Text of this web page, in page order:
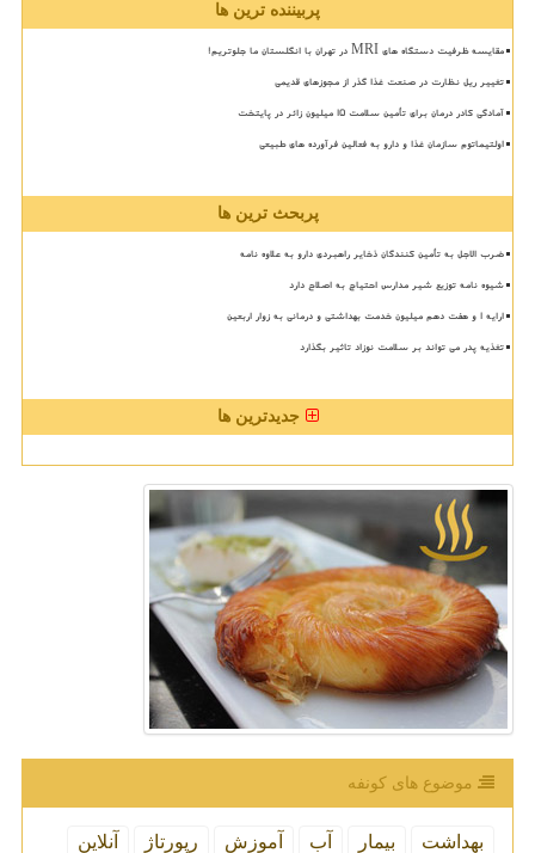
پربیننده ترین ها
مقایسه ظرفیت دستگاه های MRI در تهران با انگلستان ما جلوتریم!
تغییر ریل نظارت در صنعت غذا گذر از مجوزهای قدیمی
آمادگی کادر درمان برای تأمین سلامت 15 میلیون زائر در پایتخت
اولتیماتوم سازمان غذا و دارو به فعالین فرآورده های طبیعی
پربحث ترین ها
ضرب الاجل به تأمین کنندگان ذخایر راهبردی دارو به علاوه نامه
شیوه نامه توزیع شیر مدارس احتیاج به اصلاح دارد
ارایه ۱ و هفت دهم میلیون خدمت بهداشتی و درمانی به زوار اربعین
تغذیه پدر می تواند بر سلامت نوزاد تاثیر بگذارد
جدیدترین ها
موضوع های كونفه
بهداشت بیمار آب آموزش رپورتاژ
آنلاین